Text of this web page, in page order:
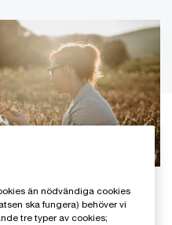
än nödvändiga cookies
ska fungera) behöver vi
tre typer av cookies;